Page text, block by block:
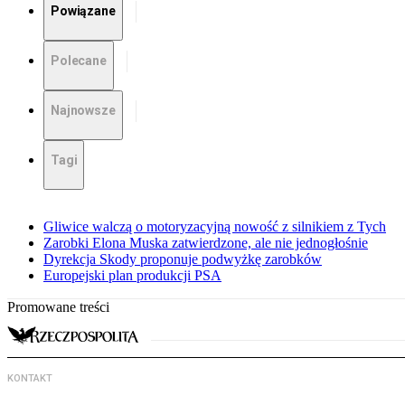
Powiązane
Polecane
Najnowsze
Tagi
Gliwice walczą o motoryzacyjną nowość z silnikiem z Tych
Zarobki Elona Muska zatwierdzone, ale nie jednogłośnie
Dyrekcja Skody proponuje podwyżkę zarobków
Europejski plan produkcji PSA
Promowane treści
KONTAKT